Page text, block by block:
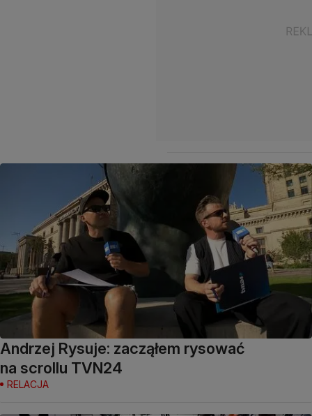
Andrzej Rysuje: zacząłem rysować
na scrollu TVN24
RELACJA